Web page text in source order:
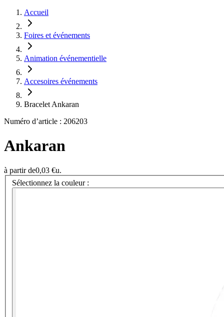
Accueil
Foires et événements
Animation événementielle
Accesoires événements
Bracelet Ankaran
Numéro d’article : 206203
Ankaran
à partir de0,03 €u.
Sélectionnez la couleur :